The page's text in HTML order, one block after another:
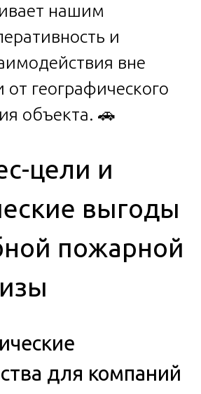
нашим
и
вне
от географического
объекта. 🚗
цели и
выгоды
пожарной
для компаний